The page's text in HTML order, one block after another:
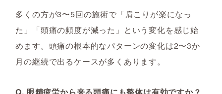
多くの方が3〜5回の施術で「肩こりが楽になっ
た」「頭痛の頻度が減った」という変化を感じ始
めます。頭痛の根本的なパターンの変化は2〜3か
月の継続で出るケースが多くあります。